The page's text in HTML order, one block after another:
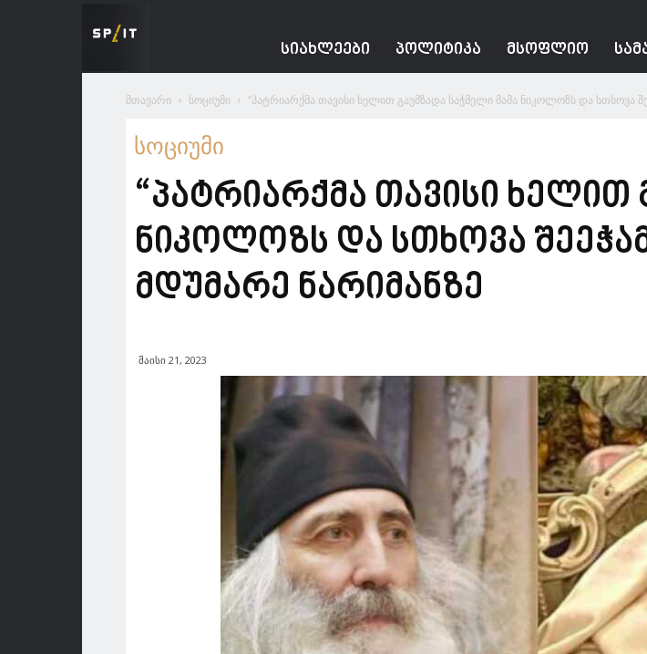
ᲡᲘᲐᲮᲚᲔᲔᲑᲘ ᲞᲝᲚᲘᲢᲘᲙᲐ ᲛᲡᲝᲤᲚᲘᲝ
მთავარი სოციუმი “პატრიარქმა თავისი ხელით გაუმზადა საჭმელი მამა ნიკოლოზს და სთხოვა
სოციუმი
“პატრიარქმა თავისი ხელით
ნიკოლოზს და სთხოვა
მდუმარე ნარიმანზე
მაისი 21, 2023